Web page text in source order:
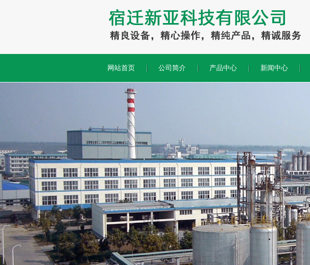
网站首页 公司简介 产品中心 新闻中心